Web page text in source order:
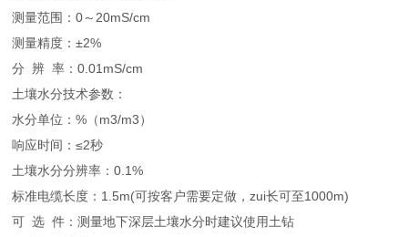
测量范围：0～20mS/cm
测量精度：±2%
分 辨 率：0.01mS/cm
土壤水分技术参数：
水分单位：%（m3/m3）
响应时间：≤2秒
土壤水分分辨率：0.1%
标准电缆长度：1.5m(可按客户需要定做，zui长可至1000m)
可 选 件：测量地下深层土壤水分时建议使用土钻